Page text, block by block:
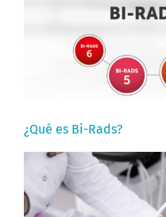
¿Qué es Bi-Rads?